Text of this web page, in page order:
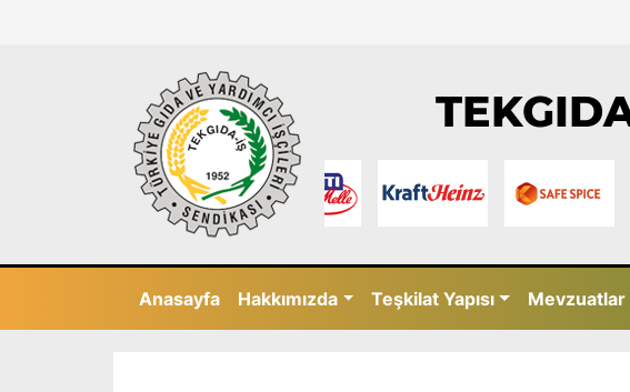
Anasayfa Hakkımızda Teşkilat Yapısı Mevzuatlar